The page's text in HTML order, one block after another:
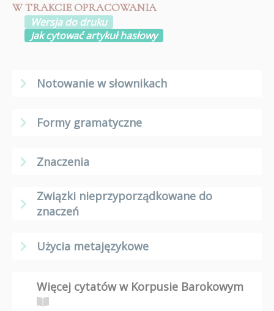
W TRAKCIE OPRACOWANIA
Wersja do druku
Jak cytować artykuł hasłowy
Notowanie w słownikach
Formy gramatyczne
Znaczenia
Związki nieprzyporządkowane do
znaczeń
Użycia metajęzykowe
Więcej cytatów w Korpusie Barokowym